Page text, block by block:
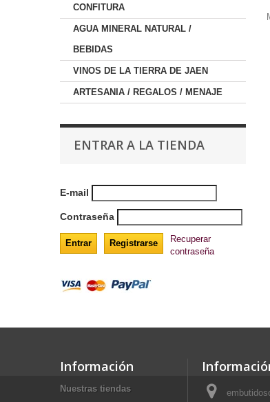
CONFITURA
AGUA MINERAL NATURAL /
BEBIDAS
VINOS DE LA TIERRA DE JAEN
ARTESANIA / REGALOS / MENAJE
ENTRAR A LA TIENDA
E-mail
Contraseña
Recuperar
contraseña
Información
Nuestras tiendas